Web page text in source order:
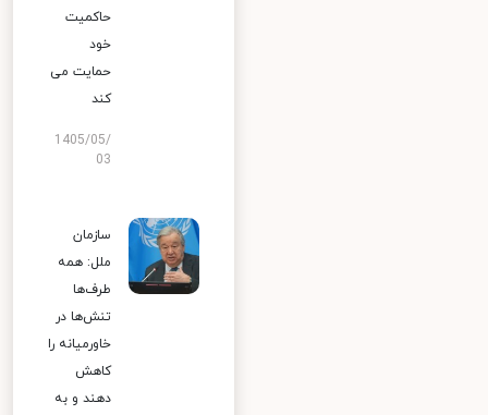
حاکمیت
خود
حمایت می
کند
1405/05/
03
سازمان
ملل: همه
طرف‌ها
تنش‌ها در
خاورمیانه را
کاهش
دهند و به